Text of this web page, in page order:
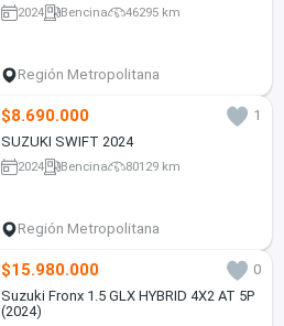
2024 Bencina 46295 km
Región Metropolitana
$8.690.000
1
SUZUKI SWIFT 2024
2024 Bencina 80129 km
Región Metropolitana
$15.980.000
0
Suzuki Fronx 1.5 GLX HYBRID 4X2 AT 5P
(2024)